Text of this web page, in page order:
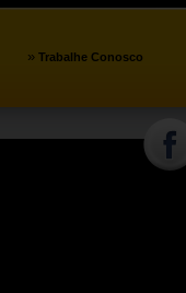
» Trabalhe Conosco